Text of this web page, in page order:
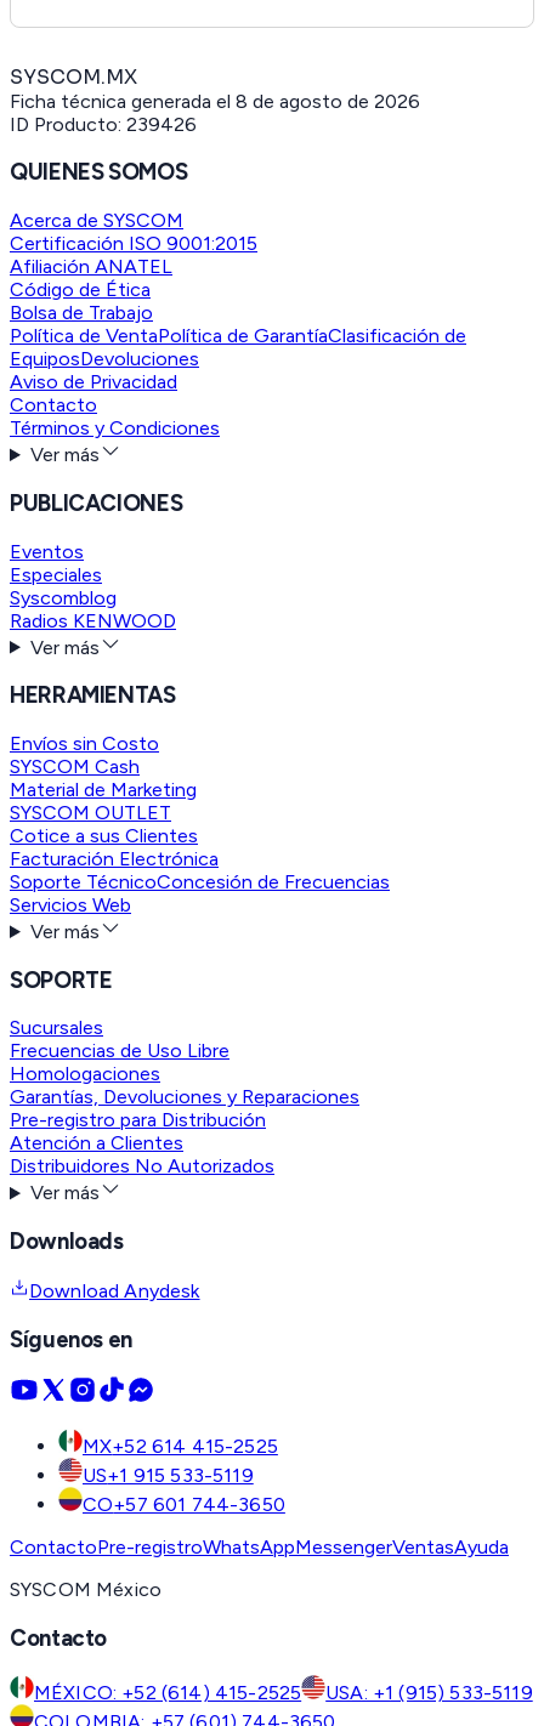
SYSCOM.MX
Ficha técnica generada el 8 de agosto de 2026
ID Producto: 239426
QUIENES SOMOS
Acerca de SYSCOM
Certificación ISO 9001:2015
Afiliación ANATEL
Código de Ética
Bolsa de Trabajo
Política de VentaPolítica de GarantíaClasificación de
EquiposDevoluciones
Aviso de Privacidad
Contacto
Términos y Condiciones
Ver más
PUBLICACIONES
Eventos
Especiales
Syscomblog
Radios KENWOOD
Ver más
HERRAMIENTAS
Envíos sin Costo
SYSCOM Cash
Material de Marketing
SYSCOM OUTLET
Cotice a sus Clientes
Facturación Electrónica
Soporte TécnicoConcesión de Frecuencias
Servicios Web
Ver más
SOPORTE
Sucursales
Frecuencias de Uso Libre
Homologaciones
Garantías, Devoluciones y Reparaciones
Pre-registro para Distribución
Atención a Clientes
Distribuidores No Autorizados
Ver más
Downloads
Download Anydesk
Síguenos en
MX+52 614 415-2525
US+1 915 533-5119
CO+57 601 744-3650
ContactoPre-registroWhatsAppMessengerVentasAyuda
SYSCOM México
Contacto
MÉXICO: +52 (614) 415-2525
USA: +1 (915) 533-5119